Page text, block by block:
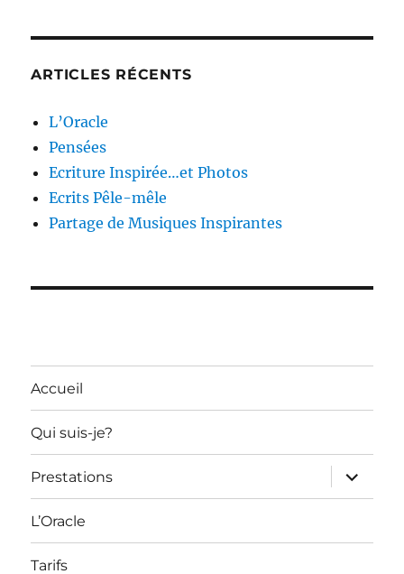
ARTICLES RÉCENTS
L’Oracle
Pensées
Ecriture Inspirée…et Photos
Ecrits Pêle-mêle
Partage de Musiques Inspirantes
Accueil
Qui suis-je?
Prestations
ouvrir
le
sous-
L’Oracle
Tarifs